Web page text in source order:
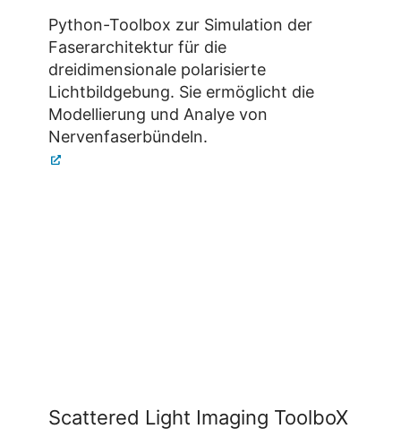
Python-Toolbox zur Simulation der
Faserarchitektur für die
dreidimensionale polarisierte
Lichtbildgebung. Sie ermöglicht die
Modellierung und Analye von
Nervenfaserbündeln.
Scattered Light Imaging ToolboX